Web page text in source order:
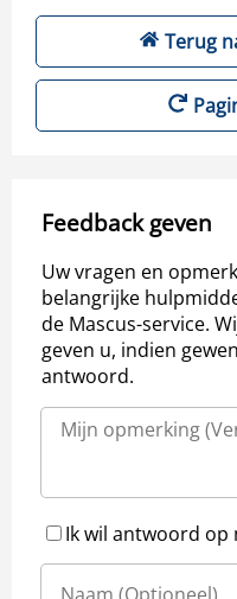
Terug
Feedback geven
Uw vragen en
belangrijke
de Mascus-service.
geven u, indien
antwoord.
Ik wil antwoord